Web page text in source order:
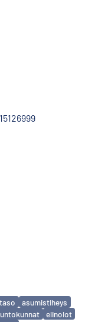
asumistiheys
elinolot